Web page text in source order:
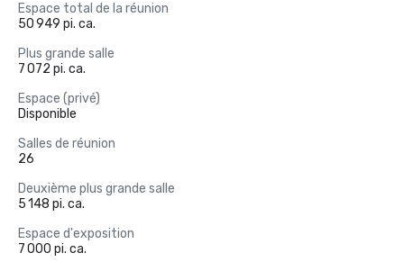
Espace total de la réunion
50 949 pi. ca.
Plus grande salle
7 072 pi. ca.
Espace (privé)
Disponible
Salles de réunion
26
Deuxième plus grande salle
5 148 pi. ca.
Espace d'exposition
7 000 pi. ca.